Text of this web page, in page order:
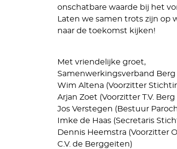
onschatbare waarde bij het
Laten we samen trots zijn
naar de toekomst kijken!
Met vriendelijke groet,
Samenwerkingsverband Berg
Wim Altena (Voorzitter
Arjan Zoet (Voorzitter T.V. Berg
Jos Verstegen (Bestuur
Imke de Haas (Secretaris
Dennis Heemstra (Voorzitter
C.V. de Berggeiten)